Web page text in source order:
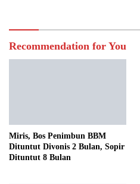
Recommendation for You
Miris, Bos Penimbun BBM
Dituntut Divonis 2 Bulan, Sopir
Dituntut 8 Bulan